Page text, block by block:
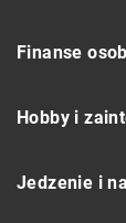
Finanse
Hobby i
Jedzenie i